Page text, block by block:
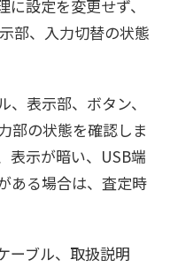
設定を変更せず、
部、入力切替の状態
表示部、ボタン、
部の状態を確認しま
表示が暗い、USB端
ある場合は、査定時
ーブル、取扱説明